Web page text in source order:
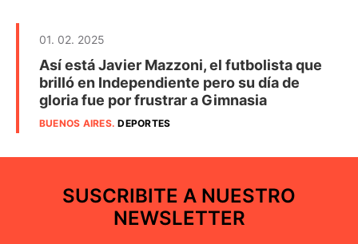
01. 02. 2025
Así está Javier Mazzoni, el futbolista que
brilló en Independiente pero su día de
gloria fue por frustrar a Gimnasia
BUENOS AIRES.DEPORTES
SUSCRIBITE A NUESTRO
NEWSLETTER